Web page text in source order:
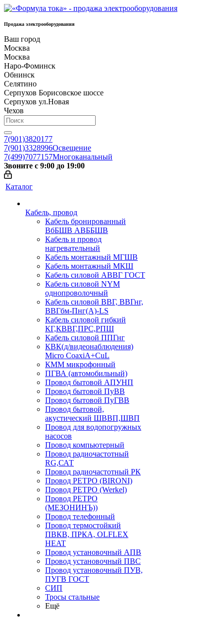
Продажа электрооборудования
Ваш город
Москва
Москва
Наро-Фоминск
Обнинск
Селятино
Серпухов Борисовское шоссе
Серпухов ул.Новая
Чехов
7(901)3820177
7(901)3328996Освещение
7(499)7077157Многоканальный
Звоните с 9:00 до 19:00
Каталог
Кабель, провод
Кабель бронированный
ВбБШВ АВББШВ
Кабель и провод
нагревательный
Кабель монтажный МГШВ
Кабель монтажный МКШ
Кабель силовой АВВГ ГОСТ
Кабель силовой NYM
однопроволочный
Кабель силовой ВВГ, ВВГнг,
ВВГбм-Пнг(А)-LS
Кабель силовой гибкий
КГ,КВВГ,ПРС,РПШ
Кабель силовой ППГнг
КВК(д/видеонаблюдения)
Micro CoaxiA+CuL
КММ микрофонный
ПГВА (автомобильный)
Провод бытовой АПУНП
Провод бытовой ПуВВ
Провод бытовой ПуГВВ
Провод бытовой,
акустический ШВВП,ШВП
Провод для водопогружных
насосов
Провод компьютерный
Провод радиочастотный
RG,САТ
Провод радиочастотный РК
Провод РЕТРО (BIRONI)
Провод РЕТРО (Werkel)
Провод РЕТРО
(МЕЗОНИНЪ))
Провод телефонный
Провод термостойкий
ПВКВ, ПРКА, OLFLEX
HEAT
Провод установочный АПВ
Провод установочный ПВС
Провод установочный ПУВ,
ПУГВ ГОСТ
СИП
Тросы стальные
Ещё